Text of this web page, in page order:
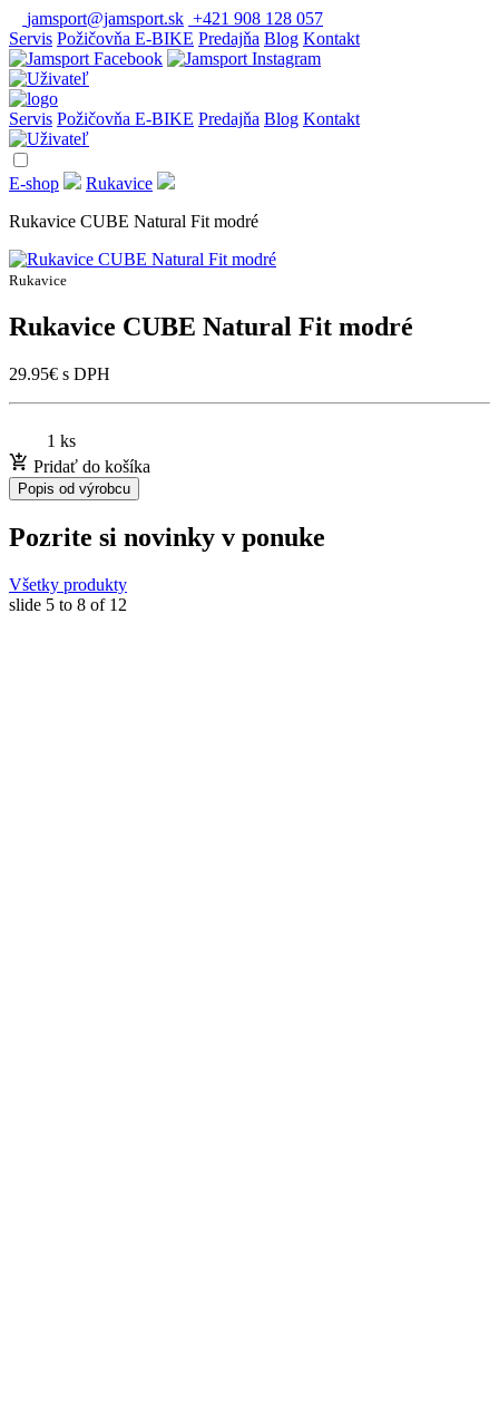
jamsport@jamsport.sk +421 908 128 057
Servis Požičovňa E-BIKE Predajňa Blog Kontakt
Servis Požičovňa E-BIKE Predajňa Blog Kontakt
E-shop
Rukavice
Rukavice CUBE Natural Fit modré
Rukavice
Rukavice CUBE Natural Fit modré
29.95€ s DPH
1 ks
Pridať do košíka
Popis od výrobcu
Pozrite si novinky v ponuke
Všetky produkty
slide 5 to 8 of 12